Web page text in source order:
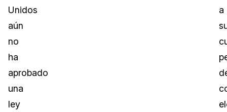
Unidos
aún
no
ha
aprobado
una
ley
a